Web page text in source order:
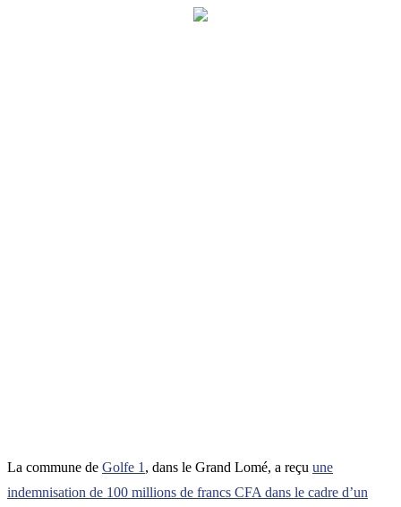
La commune de Golfe 1 , dans le Grand Lomé, a reçu une
indemnisation de 100 millions de francs CFA dans le cadre d’un